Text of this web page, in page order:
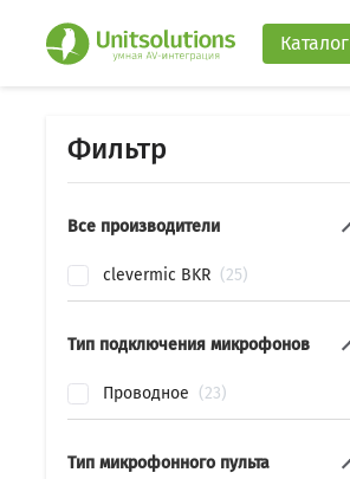
Каталог
Фильтр
Все производители
clevermic BKR 25
Тип подключения микрофонов
Проводное 23
Тип микрофонного пульта